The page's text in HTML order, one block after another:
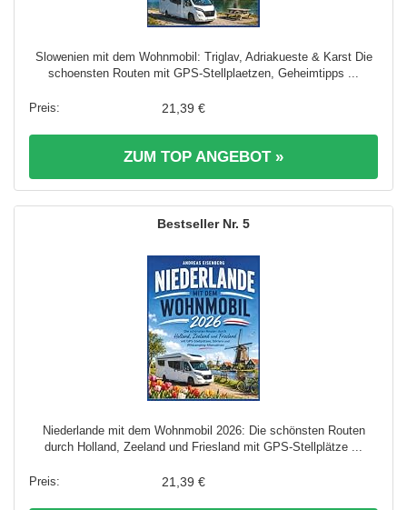
Slowenien mit dem Wohnmobil: Triglav, Adriakueste & Karst Die
schoensten Routen mit GPS-Stellplaetzen, Geheimtipps ...
21,39 €
ZUM TOP ANGEBOT »
5
Niederlande mit dem Wohnmobil 2026: Die schönsten Routen
durch Holland, Zeeland und Friesland mit GPS-Stellplätze ...
21,39 €